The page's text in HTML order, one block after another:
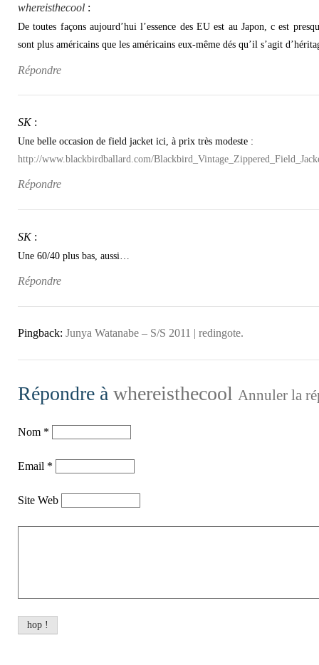
whereisthecool :
De toutes façons aujourd’hui l’essence des EU est au Japon, c est
sont plus américains que les américains eux-même dés qu’il s’agit
Répondre
SK :
Une belle occasion de field jacket ici, à prix très modeste :
http://www.blackbirdballard.com/
Répondre
SK :
Une 60/40 plus bas, aussi…
Répondre
Pingback: Junya Watanabe – S/S 2011 | redingote.
Répondre à whereisthecool Annuler la
Nom *
Email *
Site Web